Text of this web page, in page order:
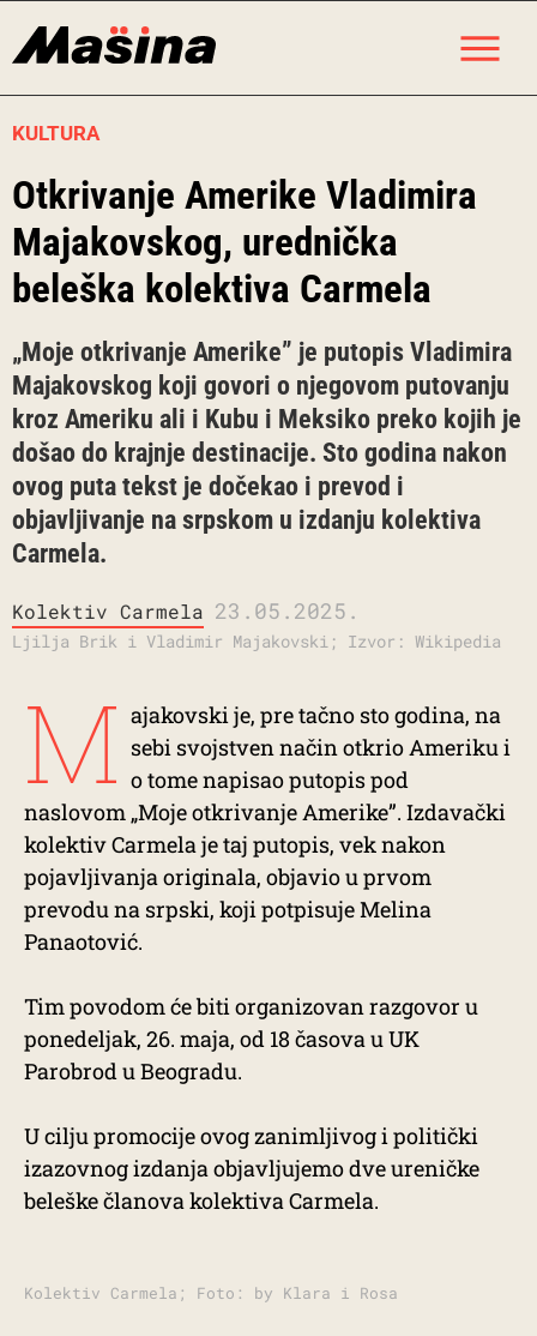
KULTURA
Otkrivanje Amerike Vladimira
Majakovskog, urednička
beleška kolektiva Carmela
„Moje otkrivanje Amerike” je putopis Vladimira
Majakovskog koji govori o njegovom putovanju
kroz Ameriku ali i Kubu i Meksiko preko kojih je
došao do krajnje destinacije. Sto godina nakon
ovog puta tekst je dočekao i prevod i
objavljivanje na srpskom u izdanju kolektiva
Carmela.
Kolektiv Carmela 23.05.2025.
Ljilja Brik i Vladimir Majakovski; Izvor: Wikipedia
M ajakovski je, pre tačno sto godina, na
sebi svojstven način otkrio Ameriku i
o tome napisao putopis pod
naslovom „Moje otkrivanje Amerike”. Izdavački
kolektiv Carmela je taj putopis, vek nakon
pojavljivanja originala, objavio u prvom
prevodu na srpski, koji potpisuje Melina
Panaotović.
Tim povodom će biti organizovan razgovor u
ponedeljak, 26. maja, od 18 časova u UK
Parobrod u Beogradu.
U cilju promocije ovog zanimljivog i politički
izazovnog izdanja objavljujemo dve ureničke
beleške članova kolektiva Carmela.
Kolektiv Carmela; Foto: by Klara i Rosa